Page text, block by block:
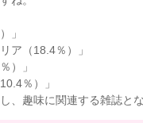
」
ア（18.4％）」
）」
％）」
、趣味に関連する雑誌とな